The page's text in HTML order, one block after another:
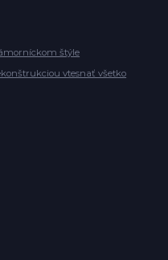
štýle
vtesnať všetko